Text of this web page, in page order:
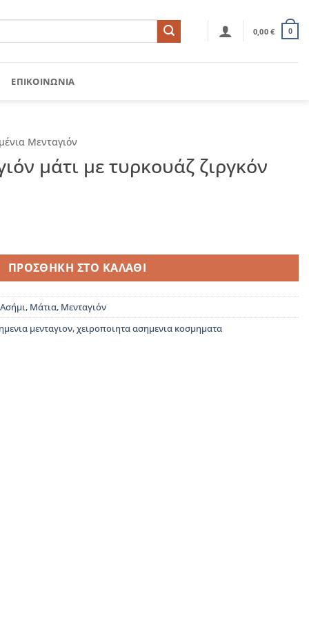
0,00€ 0
ΕΠΙΚΟΙΝΩΝΊΑ
Μενταγιόν
μάτι με τυρκουάζ ζιργκόν
ΠΡΟΣΘΉΚΗ ΣΤΟ ΚΑΛΆΘΙ
Ασήμι, Μάτια, Μενταγιόν
μενταγιον,χειροποιητα ασημενια κοσμηματα